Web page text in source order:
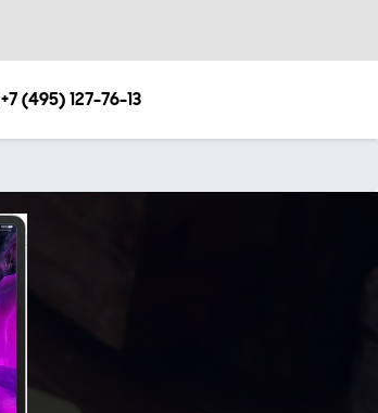
+7 (495) 127-76-13